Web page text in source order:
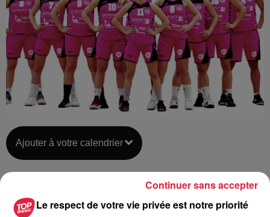
Ajouter à votre calendrier
Date
12 janvier 2019 à 0h00
au12 janvier 2019 à 0h00
Le respect de votre vie privée est notre priorité
Continuer sans accepter